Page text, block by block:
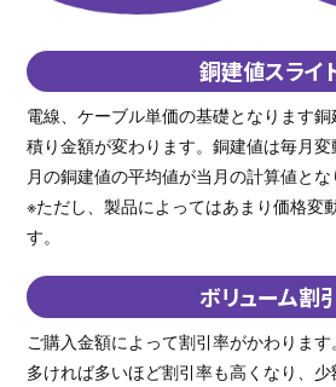
銅建値スライ
電線、ケーブル単価の基礎となります
積り金額が変わります。銅建値は毎月
月の銅建値の平均値が当月の計算値とな
※ただし、製品によってはあまり価格変
す。
ボリューム割
ご購入金額によって割引率がかわりま
多ければ多いほど割引率も高くなり、